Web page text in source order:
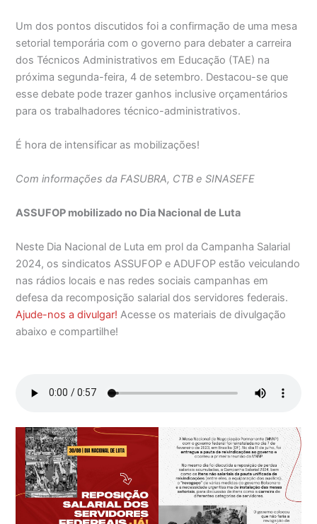
Um dos pontos discutidos foi a confirmação de uma mesa
setorial temporária com o governo para debater a carreira
dos Técnicos Administrativos em Educação (TAE) na
próxima segunda-feira, 4 de setembro. Destacou-se que
esse debate pode trazer ganhos inclusive orçamentários
para os trabalhadores técnico-administrativos.
É hora de intensificar as mobilizações!
Com informações da FASUBRA, CTB e SINASEFE
ASSUFOP mobilizado no Dia Nacional de Luta
Neste Dia Nacional de Luta em prol da Campanha Salarial
2024, os sindicatos ASSUFOP e ADUFOP estão veiculando
nas rádios locais e nas redes sociais campanhas em
defesa da recomposição salarial dos servidores federais.
Ajude-nos a divulgar! Acesse os materiais de divulgação
abaixo e compartilhe!